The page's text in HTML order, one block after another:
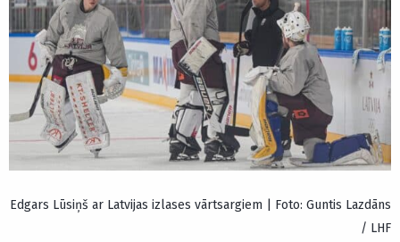
Edgars Lūsiņš ar Latvijas izlases vārtsargiem | Foto: Guntis Lazdāns
/ LHF